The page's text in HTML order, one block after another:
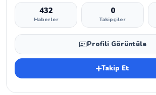
432
Haberler
0
Takipçiler
Profili Görüntüle
Takip Et